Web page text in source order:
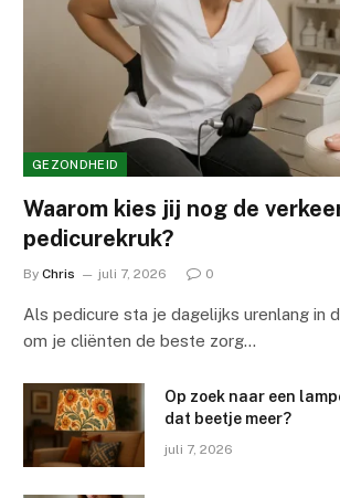
GEZONDHEID
Waarom kies jij nog de
pedicurekruk?
By Chris juli 7, 2026 0
Als pedicure sta je dagelijks urenlang in
om je cliënten de beste zorg…
Op zoek naar een
dat beetje meer?
juli 7, 2026